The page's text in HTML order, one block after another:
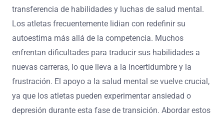
transferencia de habilidades y luchas de salud mental.
Los atletas frecuentemente lidian con redefinir su
autoestima más allá de la competencia. Muchos
enfrentan dificultades para traducir sus habilidades a
nuevas carreras, lo que lleva a la incertidumbre y la
frustración. El apoyo a la salud mental se vuelve crucial,
ya que los atletas pueden experimentar ansiedad o
depresión durante esta fase de transición. Abordar estos